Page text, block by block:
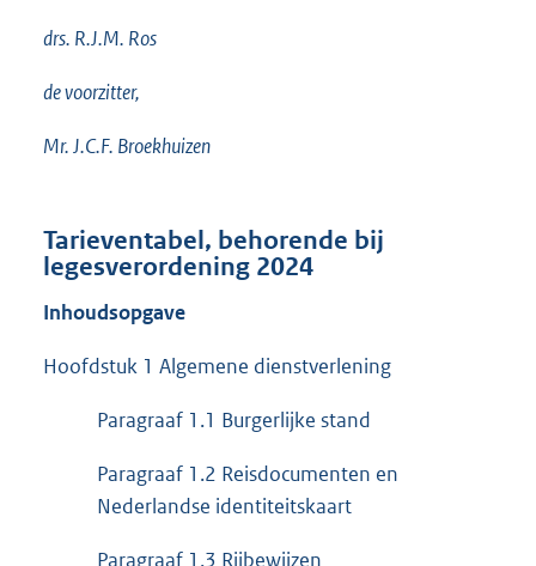
drs. R.J.M. Ros
de voorzitter,
Mr. J.C.F. Broekhuizen
Tarieventabel, behorende bij
legesverordening 2024
Inhoudsopgave
Hoofdstuk 1 Algemene dienstverlening
Paragraaf 1.1 Burgerlijke stand
Paragraaf 1.2 Reisdocumenten en
Nederlandse identiteitskaart
Paragraaf 1.3 Rijbewijzen